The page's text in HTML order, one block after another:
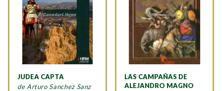
JUDEA CAPTA
de Arturo Sanchez Sanz
LAS CAMPAÑAS DE
ALEJANDRO MAGNO